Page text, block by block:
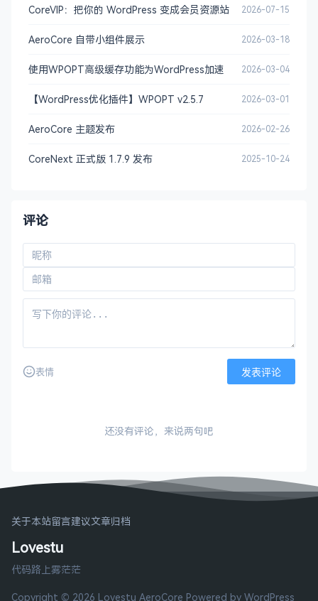
CoreVIP：把你的 WordPress 变成会员资源站 2026-07-15
AeroCore 自带小组件展示 2026-03-18
使用WPOPT高级缓存功能为WordPress加速 2026-03-04
【WordPress优化插件】WPOPT v2.5.7 2026-03-01
AeroCore 主题发布 2026-02-26
CoreNext 正式版 1.7.9 发布 2025-10-24
评论
表情 发表评论
还没有评论，来说两句吧
关于本站留言建议文章归档
Lovestu
代码路上雾茫茫
Copyright © 2026 Lovestu AeroCore Powered by WordPress